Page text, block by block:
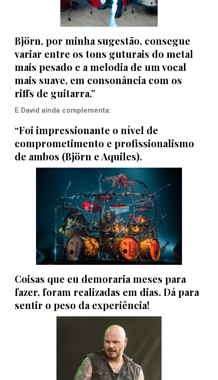
Björn, por minha sugestão, consegue
variar entre os tons guturais do metal
mais pesado e a melodia de um vocal
mais suave, em consonância com os
riffs de guitarra.”
E David ainda complementa:
“Foi impressionante o nível de
comprometimento e profissionalismo
de ambos (Björn e Aquiles).
Coisas que eu demoraria meses para
fazer, foram realizadas em dias. Dá para
sentir o peso da experiência!